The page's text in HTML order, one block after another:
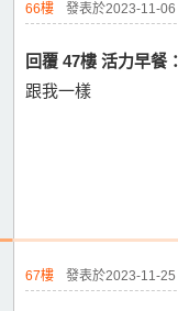
66樓 發表於2023-11-
回覆 47樓 活力早餐：
跟我一樣
67樓 發表於2023-11-25